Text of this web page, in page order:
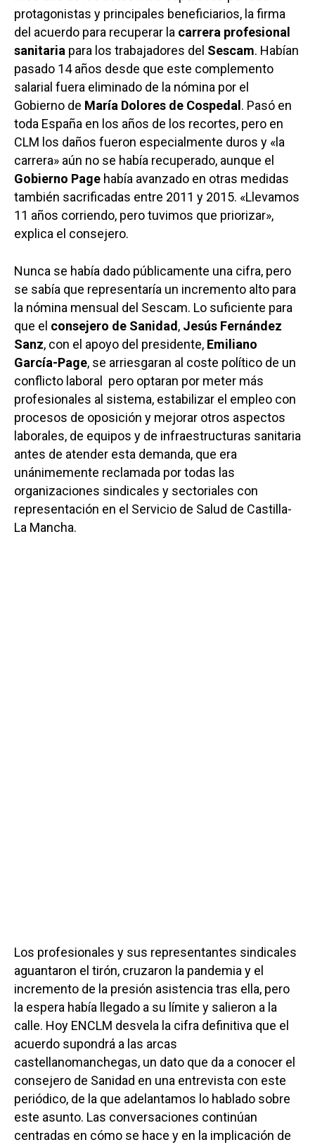
protagonistas y principales beneficiarios, la firma
del acuerdo para recuperar la carrera profesional
sanitaria para los trabajadores del Sescam. Habían
pasado 14 años desde que este complemento
salarial fuera eliminado de la nómina por el
Gobierno de María Dolores de Cospedal . Pasó en
toda España en los años de los recortes, pero en
CLM los daños fueron especialmente duros y «la
carrera» aún no se había recuperado, aunque el
Gobierno Page había avanzado en otras medidas
también sacrificadas entre 2011 y 2015. «Llevamos
11 años corriendo, pero tuvimos que priorizar»,
explica el consejero.
Nunca se había dado públicamente una cifra, pero
se sabía que representaría un incremento alto para
la nómina mensual del Sescam. Lo suficiente para
que el consejero de Sanidad, Jesús Fernández
Sanz, con el apoyo del presidente, Emiliano
García-Page, se arriesgaran al coste político de un
conflicto laboral pero optaran por meter más
profesionales al sistema, estabilizar el empleo con
procesos de oposición y mejorar otros aspectos
laborales, de equipos y de infraestructuras sanitaria
antes de atender esta demanda, que era
unánimemente reclamada por todas las
organizaciones sindicales y sectoriales con
representación en el Servicio de Salud de Castilla-
La Mancha.
Los profesionales y sus representantes sindicales
aguantaron el tirón, cruzaron la pandemia y el
incremento de la presión asistencia tras ella, pero
la espera había llegado a su límite y salieron a la
calle. Hoy ENCLM desvela la cifra definitiva que el
acuerdo supondrá a las arcas
castellanomanchegas, un dato que da a conocer el
consejero de Sanidad en una entrevista con este
periódico, de la que adelantamos lo hablado sobre
este asunto. Las conversaciones continúan
centradas en cómo se hace y en la implicación de